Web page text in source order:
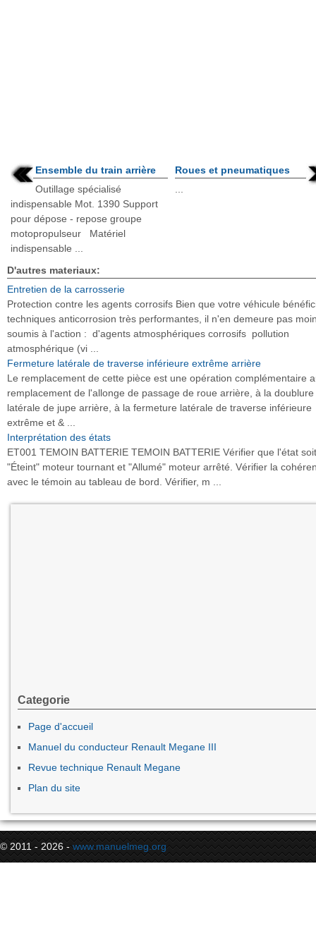
Ensemble du train arrière
Outillage spécialisé
indispensable Mot. 1390 Support
pour dépose - repose groupe
motopropulseur Matériel
indispensable ...
Roues et pneumatiques
D'autres materiaux:
Entretien de la carrosserie
Protection contre les agents corrosifs Bien que votre véhicule
techniques anticorrosion très performantes, il n'en demeure pas
soumis à l'action : d'agents atmosphériques corrosifs pollution
atmosphérique (vi ...
Fermeture latérale de traverse inférieure extrême arrière
Le remplacement de cette pièce est une opération complémentaire
remplacement de l'allonge de passage de roue arrière, à la doublure
latérale de jupe arrière, à la fermeture latérale de traverse inférieure
extrême et & ...
Interprétation des états
ET001 TEMOIN BATTERIE TEMOIN BATTERIE Vérifier que l'état soit
"Éteint" moteur tournant et "Allumé" moteur arrêté. Vérifier la
avec le témoin au tableau de bord. Vérifier, m ...
Categorie
Page d'accueil
Manuel du conducteur Renault Megane III
Revue technique Renault Megane
Plan du site
© 2011 - 2026 - www.manuelmeg.org